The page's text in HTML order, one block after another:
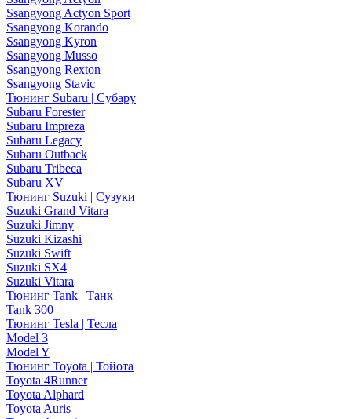
Ssangyong Actyon Sport
Ssangyong Korando
Ssangyong Kyron
Ssangyong Musso
Ssangyong Rexton
Ssangyong Stavic
Тюнинг Subaru | Субару
Subaru Forester
Subaru Impreza
Subaru Legacy
Subaru Outback
Subaru Tribeca
Subaru XV
Тюнинг Suzuki | Сузуки
Suzuki Grand Vitara
Suzuki Jimny
Suzuki Kizashi
Suzuki Swift
Suzuki SX4
Suzuki Vitara
Тюнинг Tank | Танк
Tank 300
Тюнинг Tesla | Тесла
Model 3
Model Y
Тюнинг Toyota | Тойота
Toyota 4Runner
Toyota Alphard
Toyota Auris